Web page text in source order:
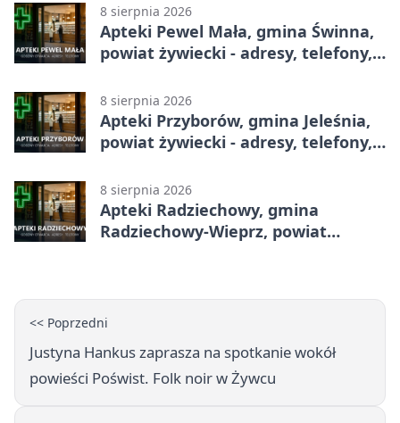
8 sierpnia 2026
Apteki Pewel Mała, gmina Świnna,
powiat żywiecki - adresy, telefony,
8 sierpnia 2026
Apteki Przyborów, gmina Jeleśnia,
powiat żywiecki - adresy, telefony,
8 sierpnia 2026
Apteki Radziechowy, gmina
Radziechowy-Wieprz, powiat
<< Poprzedni
Justyna Hankus zaprasza na spotkanie wokół
powieści Poświst. Folk noir w Żywcu